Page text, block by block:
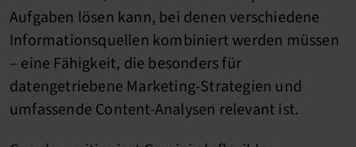
Aufgaben lösen kann, bei denen verschiedene
Informationsquellen kombiniert werden müssen
– eine Fähigkeit, die besonders für
datengetriebene Marketing-Strategien und
umfassende Content-Analysen relevant ist.